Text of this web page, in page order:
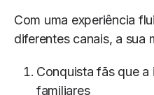
Com uma experiência
diferentes canais, a sua
Conquista fãs que a
familiares